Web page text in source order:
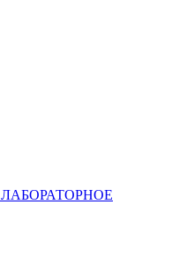
ЛАБОРАТОРНОЕ